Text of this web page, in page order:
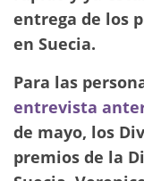
entrega de los
en Suecia.
Para las
entrevista
de mayo, los
premios de la